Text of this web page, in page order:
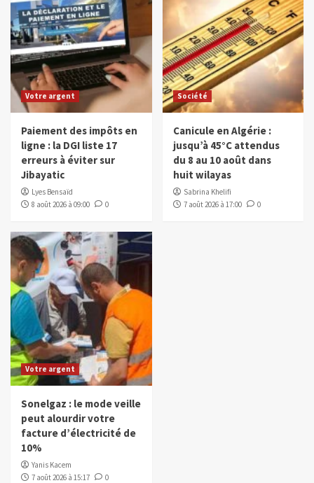
Votre argent
Paiement des impôts en
ligne : la DGI liste 17
erreurs à éviter sur
Jibayatic
Lyes Bensaïd
8 août 2026 à 09:00
0
Société
Canicule en Algérie :
jusqu’à 45°C attendus
du 8 au 10 août dans
huit wilayas
Sabrina Khelifi
7 août 2026 à 17:00
0
Votre argent
Sonelgaz : le mode veille
peut alourdir votre
facture d’électricité de
10%
Yanis Kacem
7 août 2026 à 15:17
0